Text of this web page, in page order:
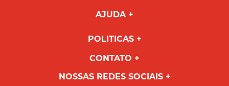
AJUDA
POLITICAS
CONTATO
NOSSAS REDES SOCIAIS